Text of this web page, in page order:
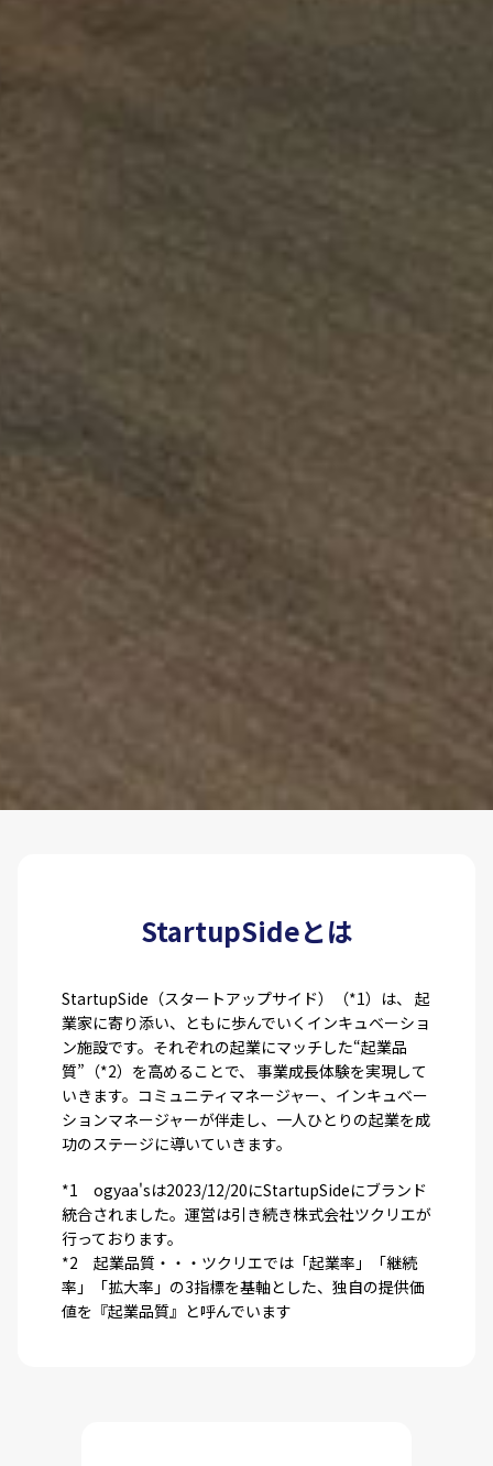
StartupSideとは
StartupSide（スタートアップサイド）（*1）は、 起
業家に寄り添い、ともに歩んでいくインキュベーショ
ン施設です。それぞれの起業にマッチした“起業品
質”（*2）を高めることで、 事業成長体験を実現して
いきます。コミュニティマネージャー、インキュベー
ションマネージャーが伴走し、一人ひとりの起業を成
功のステージに導いていきます。
*1 ogyaa'sは2023/12/20にStartupSideにブランド
統合されました。運営は引き続き株式会社ツクリエが
行っております。
*2 起業品質・・・ツクリエでは「起業率」「継続
率」「拡大率」の3指標を基軸とした、独自の提供価
値を『起業品質』と呼んでいます